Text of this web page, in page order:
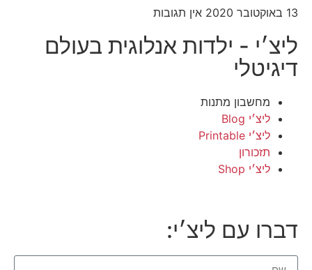
13 באוקטובר 2020 אין תגובות
ליצ׳י - ילדות אנלוגית בעולם
דיגיטלי
מחשבון מתנות
ליצ׳י Blog
ליצ׳י Printable
תזכורון
ליצ׳י Shop
דברו עם ליצ׳י: